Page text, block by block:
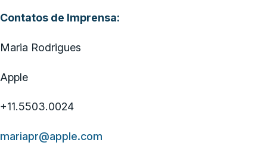
Contatos de Imprensa:
Maria Rodrigues
Apple
+11.5503.0024
mariapr@apple.com